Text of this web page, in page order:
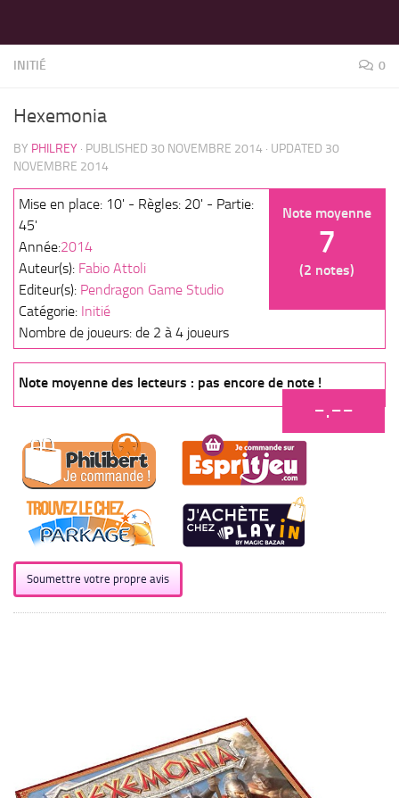
INITIÉ 0
Hexemonia
BY PHILREY · PUBLISHED 30 NOVEMBRE 2014 · UPDATED 30
NOVEMBRE 2014
Note moyenne
7
(2 notes)
Mise en place: 10' - Règles: 20' - Partie:
45'
Année:2014
Auteur(s): Fabio Attoli
Editeur(s): Pendragon Game Studio
Catégorie: Initié
Nombre de joueurs: de 2 à 4 joueurs
Note moyenne des lecteurs : pas encore de note !
-.--
Soumettre votre propre avis